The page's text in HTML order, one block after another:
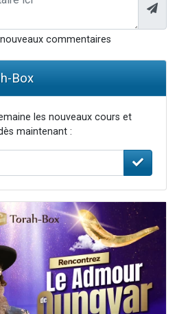
commentaires
Box
les nouveaux cours et
maintenant :